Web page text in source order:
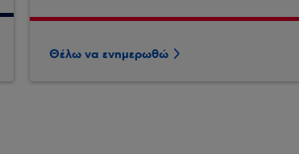
Θέλω να ενημερωθώ